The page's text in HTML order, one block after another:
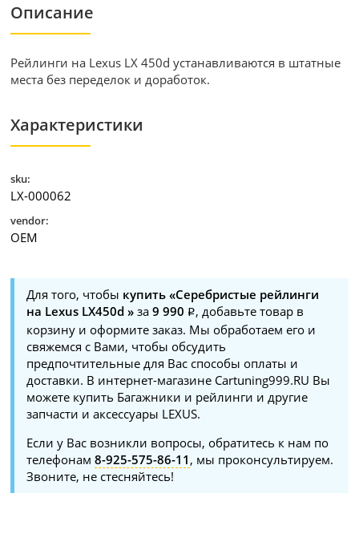
Описание
Рейлинги на Lexus LX 450d устанавливаются в штатные
места без переделок и доработок.
Характеристики
sku:
LX-000062
vendor:
OEM
Для того, чтобы купить «Серебристые рейлинги
на Lexus LX450d » за9 990
, добавьте товар в
корзину и оформите заказ. Мы обработаем его и
свяжемся с Вами, чтобы обсудить
предпочтительные для Вас способы оплаты и
доставки. В интернет-магазине Cartuning999.RU Вы
можете купить Багажники и рейлинги и другие
запчасти и аксессуары LEXUS.
Если у Вас возникли вопросы, обратитесь к нам по
телефонам8-925-575-86-11 , мы проконсультируем.
Звоните, не стесняйтесь!